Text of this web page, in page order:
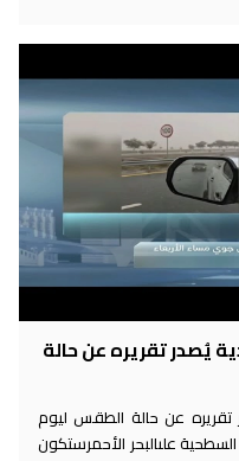
يُصدر تقريره عن حالة
تقريره عن حالة الطقس ليوم
علىالبحر الأحمرستكون